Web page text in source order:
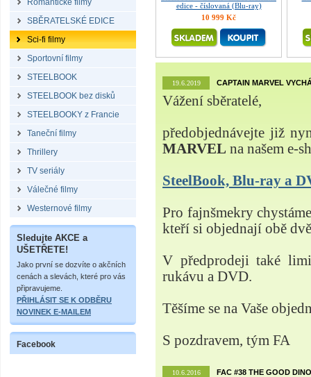
Romantické filmy
SBĚRATELSKÉ EDICE
Sci-fi filmy
Sportovní filmy
STEELBOOK
STEELBOOK bez disků
STEELBOOKY z Francie
Taneční filmy
Thrillery
TV seriály
Válečné filmy
Westernové filmy
Sledujte AKCE a
UŠETŘETE!
Jako první se dozvíte o akčních
cenách a slevách, které pro vás
připravujeme.
PŘIHLÁSIT SE K ODBĚRU
NOVINEK E-MAILEM
Facebook
edice - číslovaná (Blu-ray)
10 999 Kč
19.6.2019 CAPTAIN MARVEL
Vážení sběratelé,
předobjednávejte již
MARVEL na našem e-
SteelBook, Blu-ray a
Pro fajnšmekry
kteří si objednají obě
V předprodeji také
rukávu a DVD.
Těšíme se na Vaše
S pozdravem, tým FA
10.6.2016 FAC #38 THE GOOD